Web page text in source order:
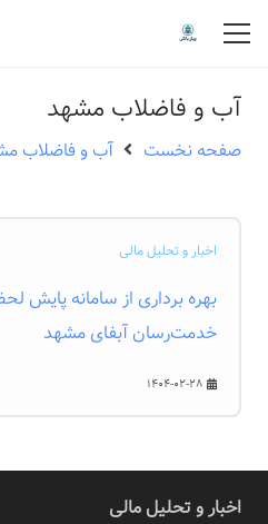
آب و فاضلاب مشهد
صفحه نخست آب و فاضلاب
اخبار و تحلیل مالی
بهره برداری از سامانه پایش
خدمت‌رسان آبفای مشهد
1404-02-28
اخبار و تحلیل مالی